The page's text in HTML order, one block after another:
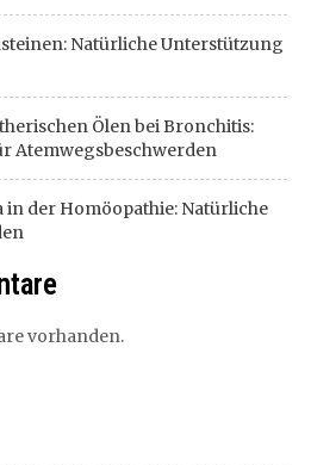
Natürliche Unterstützung
Ölen bei Bronchitis:
Atemwegsbeschwerden
der Homöopathie: Natürliche
vorhanden.